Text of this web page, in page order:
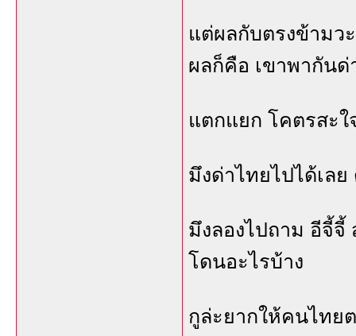
แต่ผลกับตรงข้ามว
ผลก็คือ เขาพากันด่
แตกแยก โคตรสะใ
มึงด่าไทยไปได้เล
มึงลองไปถาม อีจี้จี้
โดนอะไรบ้าง
กูล่ะยากให้คนไทย